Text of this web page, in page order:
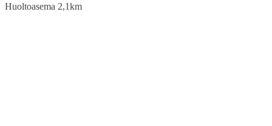
Huoltoasema 2,1km